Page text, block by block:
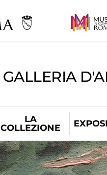
GALLERIA
LA
COLLEZIONE